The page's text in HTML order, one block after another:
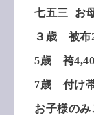
七五三 お
３歳 被布
5歳 袴
7歳 付け
お子様の